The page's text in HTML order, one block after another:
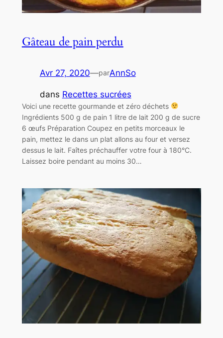
Gâteau de pain perdu
Avr 27, 2020—parAnnSo
dans Recettes sucrées
Voici une recette gourmande et zéro déchets
Ingrédients 500 g de pain 1 litre de lait 200 g de sucre
6 œufs Préparation Coupez en petits morceaux le
pain, mettez le dans un plat allons au four et versez
dessus le lait. Faîtes préchauffer votre four à 180°C.
Laissez boire pendant au moins 30…